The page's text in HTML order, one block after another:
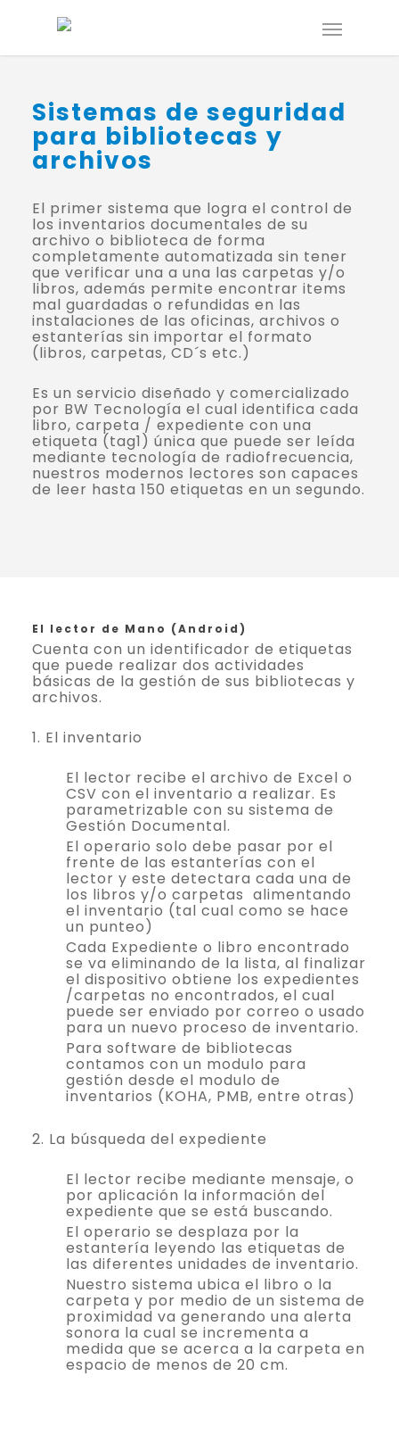
Sistemas de seguridad
para bibliotecas y
archivos
El primer sistema que logra el control de
los inventarios documentales de su
archivo o biblioteca de forma
completamente automatizada sin tener
que verificar una a una las carpetas y/o
libros, además permite encontrar items
mal guardadas o refundidas en las
instalaciones de las oficinas, archivos o
estanterías sin importar el formato
(libros, carpetas, CD´s etc.)
Es un servicio diseñado y comercializado
por BW Tecnología el cual identifica cada
libro, carpeta / expediente con una
etiqueta (tag1) única que puede ser leída
mediante tecnología de radiofrecuencia,
nuestros modernos lectores son capaces
de leer hasta 150 etiquetas en un segundo.
El lector de Mano (Android)
Cuenta con un identificador de etiquetas
que puede realizar dos actividades
básicas de la gestión de sus bibliotecas y
archivos.
1. El inventario
El lector recibe el archivo de Excel o
CSV con el inventario a realizar. Es
parametrizable con su sistema de
Gestión Documental.
El operario solo debe pasar por el
frente de las estanterías con el
lector y este detectara cada una de
los libros y/o carpetas alimentando
el inventario (tal cual como se hace
un punteo)
Cada Expediente o libro encontrado
se va eliminando de la lista, al finalizar
el dispositivo obtiene los expedientes
/carpetas no encontrados, el cual
puede ser enviado por correo o usado
para un nuevo proceso de inventario.
Para software de bibliotecas
contamos con un modulo para
gestión desde el modulo de
inventarios (KOHA, PMB, entre otras)
2. La búsqueda del expediente
El lector recibe mediante mensaje, o
por aplicación la información del
expediente que se está buscando.
El operario se desplaza por la
estantería leyendo las etiquetas de
las diferentes unidades de inventario.
Nuestro sistema ubica el libro o la
carpeta y por medio de un sistema de
proximidad va generando una alerta
sonora la cual se incrementa a
medida que se acerca a la carpeta en
espacio de menos de 20 cm.